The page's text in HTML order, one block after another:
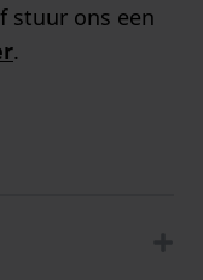
stuur ons een
.